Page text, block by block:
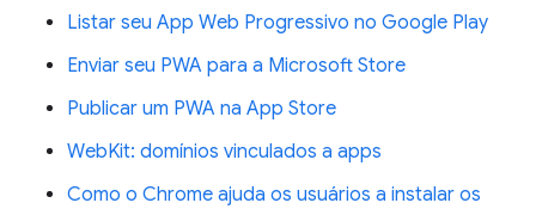
Listar seu App Web Progressivo no Google Play
Enviar seu PWA para a Microsoft Store
Publicar um PWA na App Store
WebKit: domínios vinculados a apps
Como o Chrome ajuda os usuários a instalar os